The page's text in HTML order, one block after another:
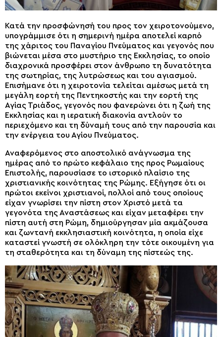
Κατά την προσφώνησή του προς τον χειροτονούμενο,
υπογράμμισε ότι η σημερινή ημέρα αποτελεί καρπό
της χάριτος του Παναγίου Πνεύματος και γεγονός που
βιώνεται μέσα στο μυστήριο της Εκκλησίας, το οποίο
διαχρονικά προσφέρει στον άνθρωπο τη δυνατότητα
της σωτηρίας, της λυτρώσεως και του αγιασμού.
Επισήμανε ότι η χειροτονία τελείται αμέσως μετά τη
μεγάλη εορτή της Πεντηκοστής και την εορτή της
Αγίας Τριάδος, γεγονός που φανερώνει ότι η ζωή της
Εκκλησίας και η ιερατική διακονία αντλούν το
περιεχόμενο και τη δύναμή τους από την παρουσία και
την ενέργεια του Αγίου Πνεύματος.
Αναφερόμενος στο αποστολικό ανάγνωσμα της
ημέρας από το πρώτο κεφάλαιο της προς Ρωμαίους
Επιστολής, παρουσίασε το ιστορικό πλαίσιο της
χριστιανικής κοινότητας της Ρώμης. Εξήγησε ότι οι
πρώτοι εκείνοι χριστιανοί, πολλοί από τους οποίους
είχαν γνωρίσει την πίστη στον Χριστό μετά τα
γεγονότα της Αναστάσεως και είχαν μεταφέρει την
πίστη αυτή στη Ρώμη, δημιούργησαν μία ακμάζουσα
και ζωντανή εκκλησιαστική κοινότητα, η οποία είχε
καταστεί γνωστή σε ολόκληρη την τότε οικουμένη για
τη σταθερότητα και τη δύναμη της πίστεώς της.